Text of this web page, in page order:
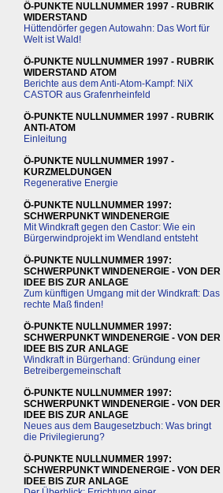
Ö-PUNKTE NULLNUMMER 1997 - RUBRIK
WIDERSTAND
Hüttendörfer gegen Autowahn: Das Wort für
Welt ist Wald!
Ö-PUNKTE NULLNUMMER 1997 - RUBRIK
WIDERSTAND ATOM
Berichte aus dem Anti-Atom-Kampf: NiX
CASTOR aus Grafenrheinfeld
Ö-PUNKTE NULLNUMMER 1997 - RUBRIK
ANTI-ATOM
Einleitung
Ö-PUNKTE NULLNUMMER 1997 -
KURZMELDUNGEN
Regenerative Energie
Ö-PUNKTE NULLNUMMER 1997:
SCHWERPUNKT WINDENERGIE
Mit Windkraft gegen den Castor: Wie ein
Bürgerwindprojekt im Wendland entsteht
Ö-PUNKTE NULLNUMMER 1997:
SCHWERPUNKT WINDENERGIE - VON DER
IDEE BIS ZUR ANLAGE
Zum künftigen Umgang mit der Windkraft: Das
rechte Maß finden!
Ö-PUNKTE NULLNUMMER 1997:
SCHWERPUNKT WINDENERGIE - VON DER
IDEE BIS ZUR ANLAGE
Windkraft in Bürgerhand: Gründung einer
Betreibergemeinschaft
Ö-PUNKTE NULLNUMMER 1997:
SCHWERPUNKT WINDENERGIE - VON DER
IDEE BIS ZUR ANLAGE
Neues aus dem Baugesetzbuch: Was bringt
die Privilegierung?
Ö-PUNKTE NULLNUMMER 1997:
SCHWERPUNKT WINDENERGIE - VON DER
IDEE BIS ZUR ANLAGE